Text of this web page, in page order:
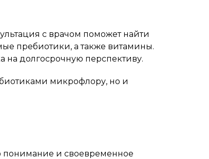
с врачом поможет найти
пребиотики, а также витамины.
на долгосрочную перспективу.
микрофлору, но и
понимание и своевременное